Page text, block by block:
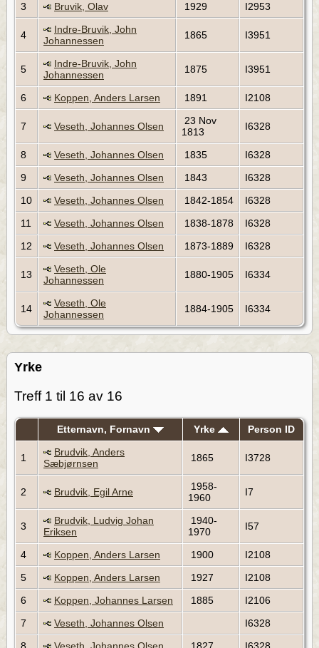
3 Bruvik, Olav 1929 I2953
4
Indre-Bruvik, John
Johannessen
1865 I3951
5
Indre-Bruvik, John
Johannessen
1875 I3951
6 Koppen, Anders Larsen 1891 I2108
7 Veseth, Johannes Olsen
23 Nov
1813
I6328
8 Veseth, Johannes Olsen 1835
I6328
9
Veseth, Johannes Olsen 1843
I6328
10
Veseth, Johannes Olsen 1842-1854
I6328
11
Veseth, Johannes Olsen 1838-1878
I6328
12
Veseth, Johannes Olsen 1873-1889 I6328
13
Veseth, Ole
Johannessen
1880-1905 I6334
14
Veseth, Ole
Johannessen
1884-1905 I6334
Yrke
Treff 1 til 16 av 16
Etternavn, Fornavn Yrke Person ID
1
Brudvik, Anders
Sæbjørnsen
1865 I3728
2 Brudvik, Egil Arne
1958-
1960
I7
3
Brudvik, Ludvig Johan
Eriksen
1940-
1970
I57
4 Koppen, Anders Larsen 1900
I2108
5
Koppen, Anders Larsen 1927
I2108
6
Koppen, Johannes Larsen 1885
I2106
7
Veseth, Johannes Olsen
I6328